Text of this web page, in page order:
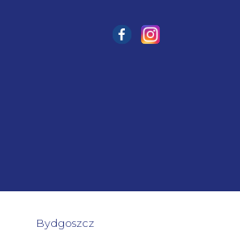
Bydgoszcz